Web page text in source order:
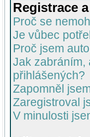
Registrace
Proč se
Je vůbec
Proč jsem
Jak zabráním,
přihlášených?
Zapomněl
Zaregistroval
V minulosti